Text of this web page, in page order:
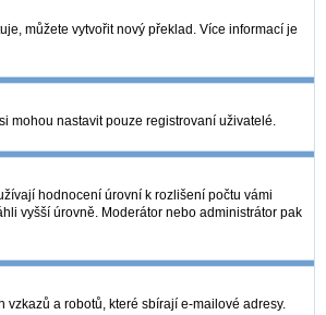
můžete vytvořit nový překlad. Více informací je
mohou nastavit pouze registrovaní uživatelé.
hodnocení úrovní k rozlišení počtu vámi
vyšší úrovně. Moderátor nebo administrátor pak
a robotů, které sbírají e-mailové adresy.